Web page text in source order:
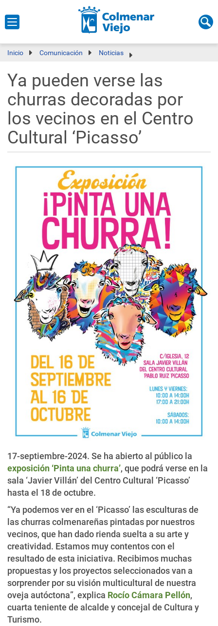
Inicio Comunicación Noticias
Ya pueden verse las
churras decoradas por
los vecinos en el Centro
Cultural ‘Picasso’
17-septiembre-2024. Se ha abierto al público la
exposición ‘Pinta una churra’, que podrá verse en la
sala ‘Javier Villán’ del Centro Cultural ‘Picasso’
hasta el 18 de octubre.
“Ya podemos ver en el ‘Picasso’ las esculturas de
las churras colmenareñas pintadas por nuestros
vecinos, que han dado rienda suelta a su arte y
creatividad. Estamos muy contentos con el
resultado de esta iniciativa. Recibimos muchas
propuestas y los proyectos seleccionados van a
sorprender por su visión multicultural de nuestra
oveja autóctona”, explica Rocío Cámara Pellón,
cuarta teniente de alcalde y concejal de Cultura y
Turismo.